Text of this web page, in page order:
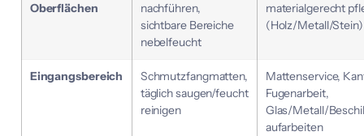
Oberflächen
nachführen,
sichtbare Bereiche
nebelfeucht
materialgerecht
(Holz/Metall/Stein)
Eingangsbereich
Schmutzfangmatten,
täglich saugen/feucht
reinigen
Mattenservice,
Fugenarbeit,
Glas/Metall/
aufarbeiten